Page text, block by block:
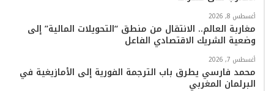
أغسطس 8, 2026
مغاربة العالم.. الانتقال من منطق “التحويلات المالية” إلى
وضعية الشريك الاقتصادي الفاعل
أغسطس 7, 2026
محمد فارسي يطرق باب الترجمة الفورية إلى الأمازيغية في
البرلمان المغربي